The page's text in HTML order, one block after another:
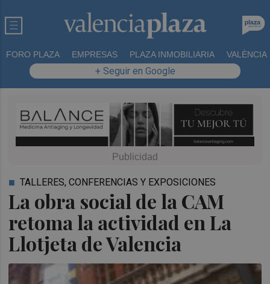
FORO PLAZA EMPRESAS PLAZA INMOBILIARIA VALÈNCIA
+ Seguir en Google
La obra social de la CAM
retoma la actividad en La
Llotjeta de Valencia
TALLERES, CONFERENCIAS Y EXPOSICIONES